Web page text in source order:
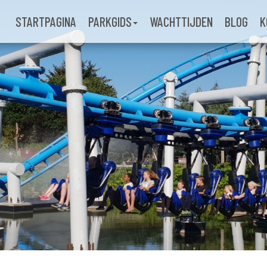
STARTPAGINA PARKGIDS WACHTTIJDEN BLOG